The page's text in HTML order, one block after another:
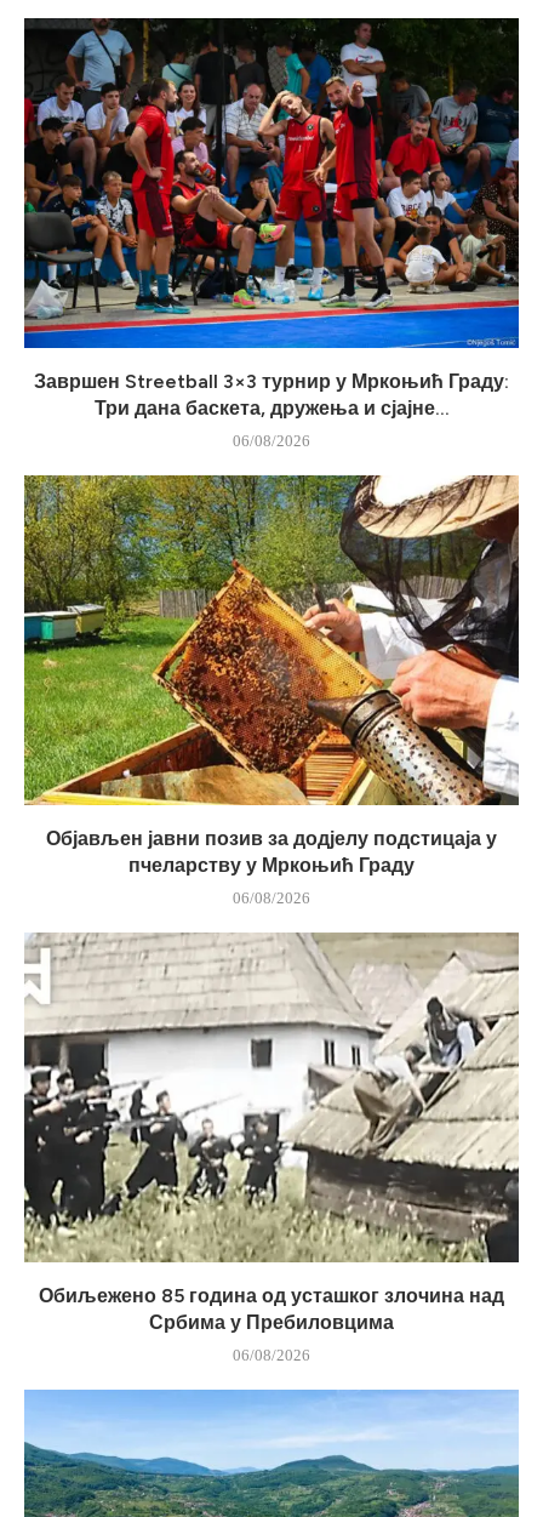
Завршен Streetball 3×3 турнир у Мркоњић Граду:
Три дана баскета, дружења и сјајне...
06/08/2026
Објављен јавни позив за додјелу подстицаја у
пчеларству у Мркоњић Граду
06/08/2026
Обиљежено 85 година од усташког злочина над
Србима у Пребиловцима
06/08/2026